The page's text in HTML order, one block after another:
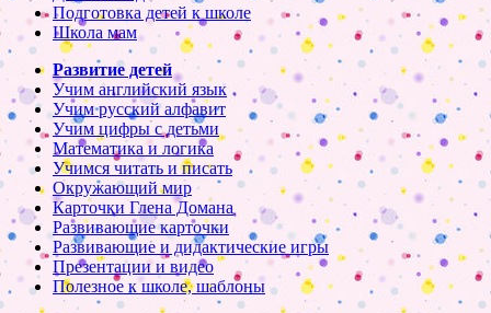
Подготовка детей к школе
Школа мам
Развитие детей
Учим английский язык
Учим русский алфавит
Учим цифры с детьми
Математика и логика
Учимся читать и писать
Окружающий мир
Карточки Глена Домана
Развивающие карточки
Развивающие и дидактические игры
Презентации и видео
Полезное к школе, шаблоны